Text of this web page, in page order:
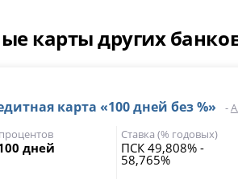
карты других
карта «100 дней без %» -
дней
Ставка (% годовых)
ПСК 49,808% -
58,765%